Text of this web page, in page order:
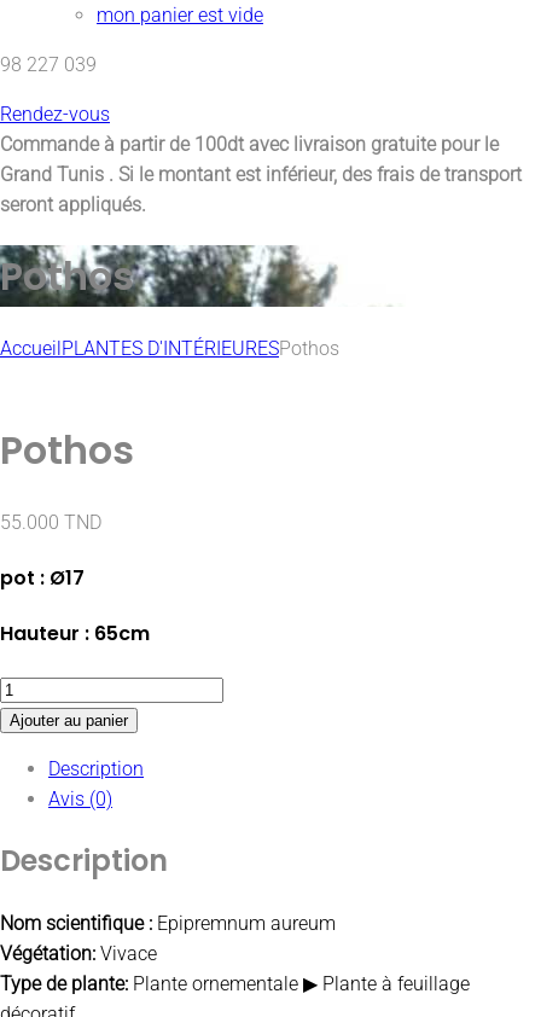
mon panier est vide
98 227 039
Rendez-vous
Commande à partir de 100dt avec livraison gratuite pour le
Grand Tunis . Si le montant est inférieur, des frais de transport
seront appliqués.
Pothos
AccueilPLANTES D'INTÉRIEURESPothos
Pothos
55.000 TND
pot : Ø17
Hauteur : 65cm
Ajouter au panier
Description
Avis (0)
Description
Nom scientifique : Epipremnum aureum
Végétation: Vivace
Type de plante: Plante ornementale ▶ Plante à feuillage